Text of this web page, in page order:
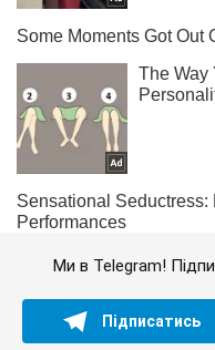
Ми в Telegram!
Підписатись